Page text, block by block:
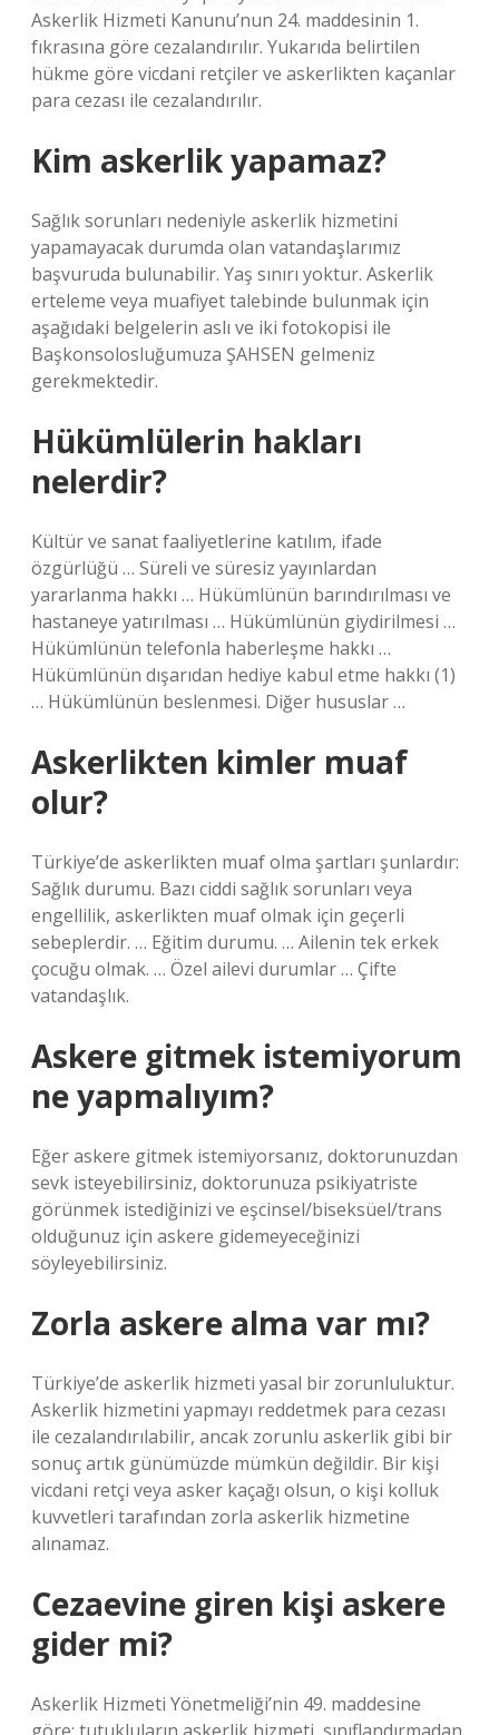
Askerlik Hizmeti Kanunu’nun 24. maddesinin 1.
fıkrasına göre cezalandırılır. Yukarıda belirtilen
hükme göre vicdani retçiler ve askerlikten kaçanlar
para cezası ile cezalandırılır.
Kim askerlik yapamaz?
Sağlık sorunları nedeniyle askerlik hizmetini
yapamayacak durumda olan vatandaşlarımız
başvuruda bulunabilir. Yaş sınırı yoktur. Askerlik
erteleme veya muafiyet talebinde bulunmak için
aşağıdaki belgelerin aslı ve iki fotokopisi ile
Başkonsolosluğumuza ŞAHSEN gelmeniz
gerekmektedir.
Hükümlülerin hakları
nelerdir?
Kültür ve sanat faaliyetlerine katılım, ifade
özgürlüğü … Süreli ve süresiz yayınlardan
yararlanma hakkı … Hükümlünün barındırılması ve
hastaneye yatırılması … Hükümlünün giydirilmesi …
Hükümlünün telefonla haberleşme hakkı …
Hükümlünün dışarıdan hediye kabul etme hakkı (1)
… Hükümlünün beslenmesi. Diğer hususlar …
Askerlikten kimler muaf
olur?
Türkiye’de askerlikten muaf olma şartları şunlardır:
Sağlık durumu. Bazı ciddi sağlık sorunları veya
engellilik, askerlikten muaf olmak için geçerli
sebeplerdir. … Eğitim durumu. … Ailenin tek erkek
çocuğu olmak. … Özel ailevi durumlar … Çifte
vatandaşlık.
Askere gitmek istemiyorum
ne yapmalıyım?
Eğer askere gitmek istemiyorsanız, doktorunuzdan
sevk isteyebilirsiniz, doktorunuza psikiyatriste
görünmek istediğinizi ve eşcinsel/biseksüel/trans
olduğunuz için askere gidemeyeceğinizi
söyleyebilirsiniz.
Zorla askere alma var mı?
Türkiye’de askerlik hizmeti yasal bir zorunluluktur.
Askerlik hizmetini yapmayı reddetmek para cezası
ile cezalandırılabilir, ancak zorunlu askerlik gibi bir
sonuç artık günümüzde mümkün değildir. Bir kişi
vicdani retçi veya asker kaçağı olsun, o kişi kolluk
kuvvetleri tarafından zorla askerlik hizmetine
alınamaz.
Cezaevine giren kişi askere
gider mi?
Askerlik Hizmeti Yönetmeliği’nin 49. maddesine